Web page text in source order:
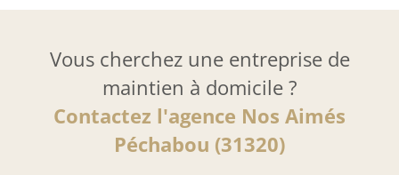
Vous cherchez une entreprise de
maintien à domicile ?
Contactez l'agence Nos Aimés
Péchabou (31320)